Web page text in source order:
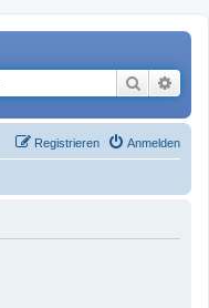
Suche
Anmelden
Registrieren